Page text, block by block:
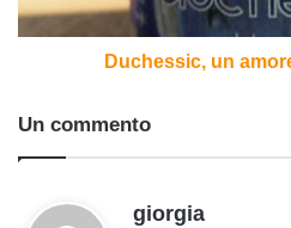
Duchessic, un
Un commento
giorgia